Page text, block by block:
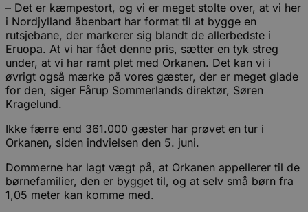
– Det er kæmpestort, og vi er meget stolte over, at vi her
i Nordjylland åbenbart har format til at bygge en
rutsjebane, der markerer sig blandt de allerbedste i
Eruopa. At vi har fået denne pris, sætter en tyk streg
under, at vi har ramt plet med Orkanen. Det kan vi i
øvrigt også mærke på vores gæster, der er meget glade
for den, siger Fårup Sommerlands direktør, Søren
Kragelund.
Ikke færre end 361.000 gæster har prøvet en tur i
Orkanen, siden indvielsen den 5. juni.
Dommerne har lagt vægt på, at Orkanen appellerer til de
børnefamilier, den er bygget til, og at selv små børn fra
1,05 meter kan komme med.